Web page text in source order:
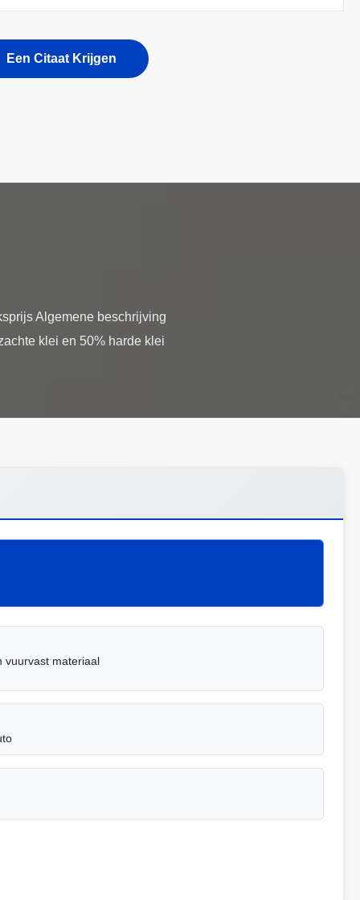
Een Citaat Krijgen
Algemene beschrijving
klei en 50% harde klei
vuurvast materiaal